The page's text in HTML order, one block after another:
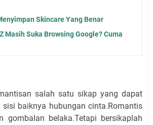
Skincare Yang Benar
Masih Suka Browsing Google? Cuma
salah satu sikap yang dapat
sisi baiknya hubungan cinta.Romantis
gombalan belaka.Tetapi bersikaplah